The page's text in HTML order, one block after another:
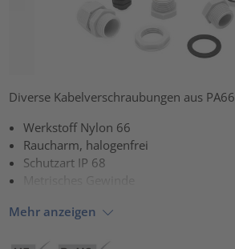
Diverse Kabelverschraubungen aus PA66
Werkstoff Nylon 66
Raucharm, halogenfrei
Schutzart IP 68
Mehr anzeigen